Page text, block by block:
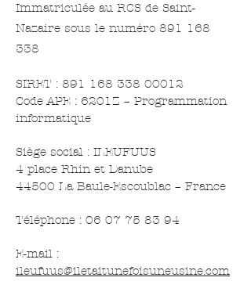
Immatriculée au RCS de Saint-
Nazaire sous le numéro 891 168
338
SIRET : 891 168 338 00012
Code APE : 6201Z – Programmation
informatique
Siège social : ILEUFUUS
4 place Rhin et Danube
44500 La Baule-Escoublac – France
Téléphone : 06 07 75 83 94
E-mail :
ileufuus@iletaitunefoisuneusine.com